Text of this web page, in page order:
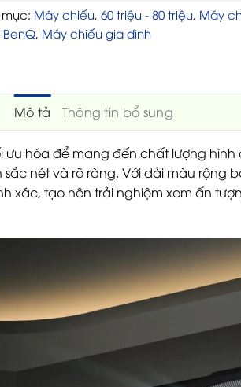
Máy chiếu, 60 triệu - 80 triệu, Máy
, Máy chiếu gia đình
Mô tả Thông tin bổ sung
ưu hóa để mang đến chất lượng hình
nét và rõ ràng. Với dải màu rộng
xác, tạo nên trải nghiệm xem ấn